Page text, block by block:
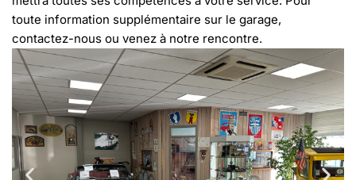
toute information supplémentaire sur le garage,
contactez-nous ou venez à notre rencontre.